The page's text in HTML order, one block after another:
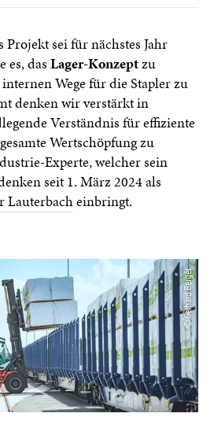
Projekt sei für nächstes Jahr
es, dasLager-Konzeptzu
Wege für die Stapler zu
denken wir verstärkt in
Verständnis für effiziente
Wertschöpfung zu
Experte, welcher sein
seit 1. März 2024 als
Lauterbacheinbringt.
© Gerhard Berger